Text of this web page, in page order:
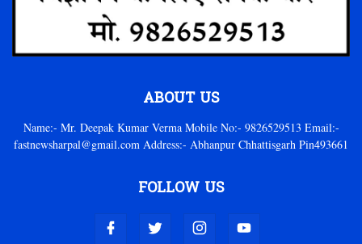
ABOUT US
Name:- Mr. Deepak Kumar Verma Mobile No:- 9826529513 Email:-
fastnewsharpal@gmail.com Address:- Abhanpur Chhattisgarh Pin493661
FOLLOW US